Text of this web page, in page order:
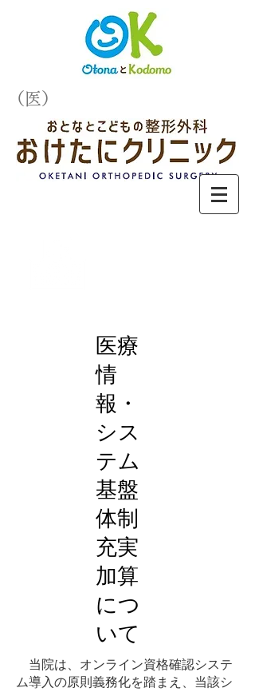
（医）
医療
情
報・
シス
テム
基盤
体制
充実
加算
につ
いて
当院は、オンライン資格確認システ
ム導入の原則義務化を踏まえ、当該シ